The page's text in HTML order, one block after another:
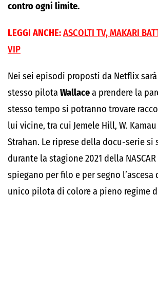
contro ogni limite.
LEGGI ANCHE:ASCOLTI TV, MAKARI
VIP
Nei sei episodi proposti da Netflix
stesso pilota Wallacea prendere la
stesso tempo si potranno trovare
lui vicine, tra cui Jemele Hill, W.
Strahan. Le riprese della docu-serie si
durante la stagione 2021 della
spiegano per filo e per segno l’ascesa
unico pilota di colore a pieno regime